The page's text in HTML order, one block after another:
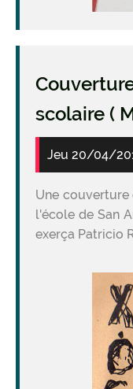
scolaire (
Jeu 20/04/
Une couverture
l'école de San
exerça Patricio